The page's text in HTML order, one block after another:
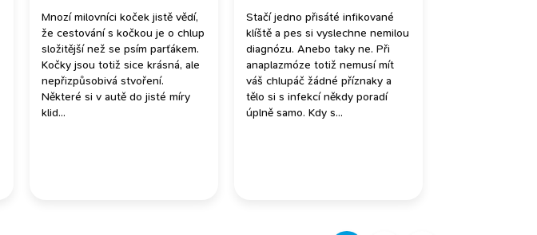
Mnozí milovníci koček jistě vědí,
že cestování s kočkou je o chlup
složitější než se psím parťákem.
Kočky jsou totiž sice krásná, ale
nepřizpůsobivá stvoření.
Některé si v autě do jisté míry
klid...
Stačí jedno přisáté infikované
klíště a pes si vyslechne nemilou
diagnózu. Anebo taky ne. Při
anaplazmóze totiž nemusí mít
váš chlupáč žádné příznaky a
tělo si s infekcí někdy poradí
úplně samo. Kdy s...